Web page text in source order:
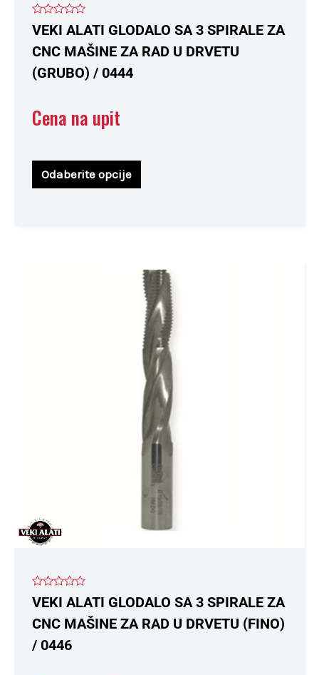
Ocenjeno
sa
0
od
5
VEKI ALATI GLODALO SA 3 SPIRALE ZA
CNC MAŠINE ZA RAD U DRVETU
(GRUBO) / 0444
Cena na upit
Odaberite opcije
Ocenjeno
sa
od
VEKI ALATI GLODALO SA 3 SPIRALE ZA
CNC MAŠINE ZA RAD U DRVETU (FINO)
/ 0446
Ovaj
proizvod
ima
više
varijanti.
Opcije
mogu
biti
izabrane
na
stranici
proizvoda.